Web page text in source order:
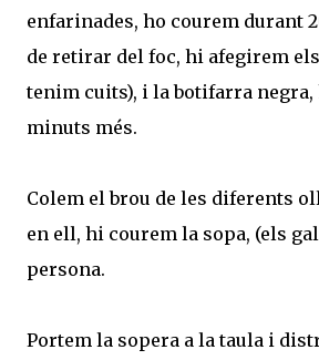
enfarinades, ho courem durant
de retirar del foc, hi afegirem
tenim cuits), i la botifarra negra,
minuts més.
Colem el brou de les diferents
en ell, hi courem la sopa, (els
persona.
Portem la sopera a la taula i